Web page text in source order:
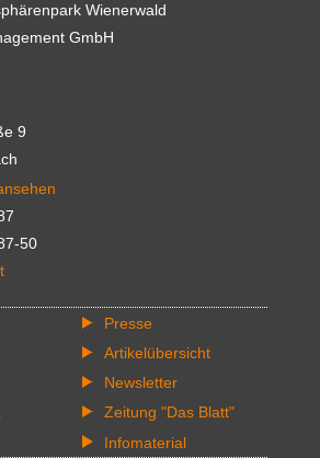
Wienerwald
GmbH
9
50
Presse
Artikelübersicht
Newsletter
Zeitung "Das Blatt"
Infomaterial